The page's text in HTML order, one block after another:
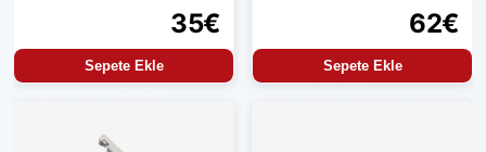
35€
Sepete Ekle
62€
Sepete Ekle